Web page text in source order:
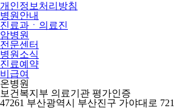
개인정보처리방침
병원안내
진료과ㆍ의료진
암병원
전문센터
병원소식
진료예약
비급여
온병원
보건복지부 의료기관 평가인증
47261 부산광역시 부산진구 가야대로